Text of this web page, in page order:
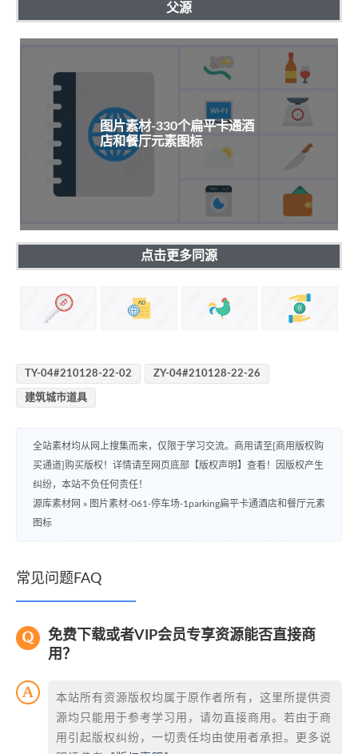
父源
图片素材-330个扁平卡通酒
店和餐厅元素图标
点击更多同源
TY-04#210128-22-02 ZY-04#210128-22-26
建筑城市道具
全站素材均从网上搜集而来，仅限于学习交流。商用请至[商用版权购
买通道]购买版权！详情请至网页底部【版权声明】查看！因版权产生
纠纷，本站不负任何责任！
源库素材网 » 图片素材-061-停车场-1parking扁平卡通酒店和餐厅元素
图标
常见问题FAQ
免费下载或者VIP会员专享资源能否直接商
用？
本站所有资源版权均属于原作者所有，这里所提供资
源均只能用于参考学习用，请勿直接商用。若由于商
用引起版权纠纷，一切责任均由使用者承担。更多说